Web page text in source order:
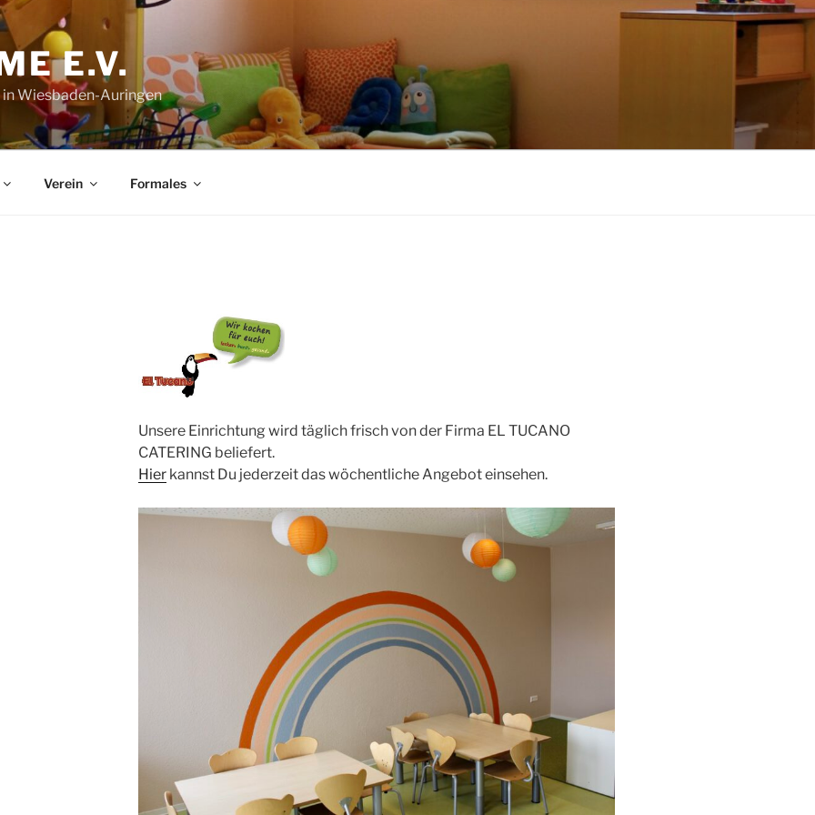
E.V.
Wiesbaden-Auringen
Verein Formales
Unsere Einrichtung wird täglich frisch von der Firma EL TUCANO
CATERING beliefert.
Hierkannst Du jederzeit das wöchentliche Angebot einsehen.